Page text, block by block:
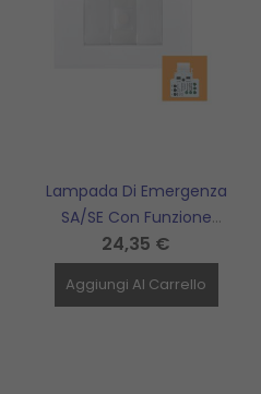
Lampada Di Emergenza
SA/SE Con Funzione
Segnapasso Per Attacco
Keystone Mini
TECNOSWITCH - KS002EM
24,35 €
Aggiungi Al Carrello